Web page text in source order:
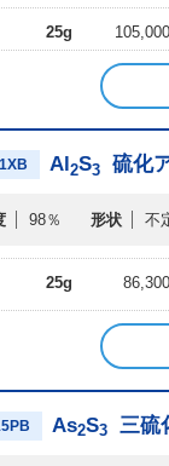
25g
Al 2S3 硫化
98％ 形状 不
25g
As2S3 三硫